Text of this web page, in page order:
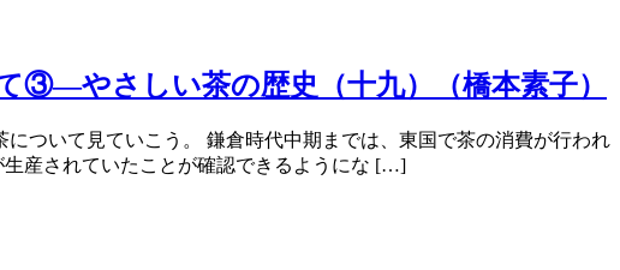
③―やさしい茶の歴史（十九）（橋本素子）
ついて見ていこう。 鎌倉時代中期までは、東国で茶の消費が行われ
産されていたことが確認できるようにな […]